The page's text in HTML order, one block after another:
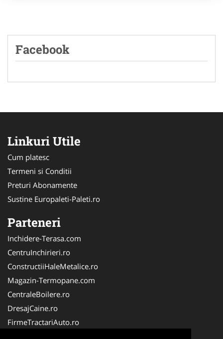
Facebook
Linkuri Utile
Cum platesc
Termeni si Conditii
Preturi Abonamente
Sustine Europaleti-Paleti.ro
Parteneri
Inchidere-Terasa.com
CentruInchirieri.ro
ConstructiiHaleMetalice.ro
Magazin-Termopane.com
CentraleBoilere.ro
DresajCaine.ro
FirmeTractariAuto.ro